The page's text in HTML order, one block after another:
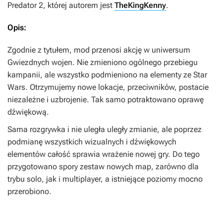
Predator 2, której autorem jest TheKingKenny.
Opis:
Zgodnie z tytułem, mod przenosi akcję w uniwersum
Gwiezdnych wojen. Nie zmieniono ogólnego przebiegu
kampanii, ale wszystko podmieniono na elementy ze Star
Wars. Otrzymujemy nowe lokacje, przeciwników, postacie
niezależne i uzbrojenie. Tak samo potraktowano oprawę
dźwiękową.
Sama rozgrywka i nie uległa uległy zmianie, ale poprzez
podmianę wszystkich wizualnych i dźwiękowych
elementów całość sprawia wrażenie nowej gry. Do tego
przygotowano spory zestaw nowych map, zarówno dla
trybu solo, jak i multiplayer, a istniejące poziomy mocno
przerobiono.